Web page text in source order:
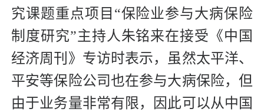
究课题重点项目“保险业参与大病保险
制度研究”主持人朱铭来在接受《中国
经济周刊》专访时表示，虽然太平洋、
平安等保险公司也在参与大病保险，但
由于业务量非常有限，因此可以从中国